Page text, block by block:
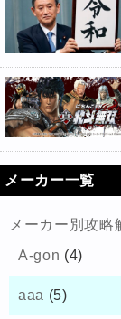
メーカー一覧
メーカー別攻略
A-gon (4)
aaa (5)